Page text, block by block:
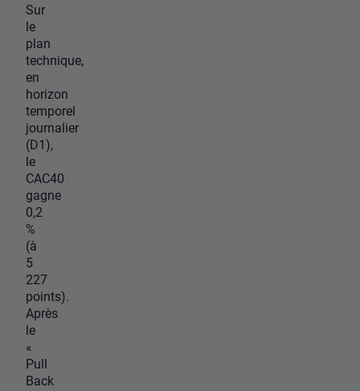
Sur
le
plan
technique,
en
horizon
temporel
journalier
(D1),
le
CAC40
gagne
0,2
%
(à
5
227
points).
Après
le
«
Pull
Back